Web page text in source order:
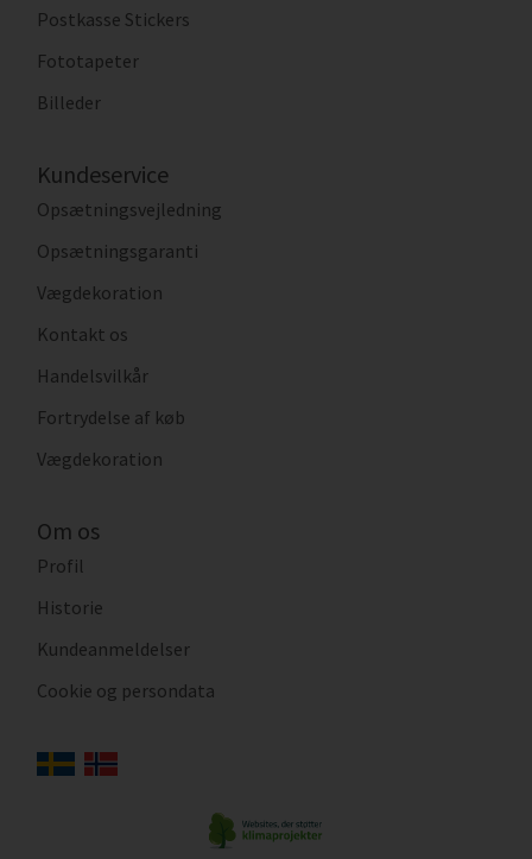
Postkasse Stickers
Fototapeter
Billeder
Kundeservice
Opsætningsvejledning
Opsætningsgaranti
Vægdekoration
Kontakt os
Handelsvilkår
Fortrydelse af køb
Vægdekoration
Om os
Profil
Historie
Kundeanmeldelser
Cookie og persondata